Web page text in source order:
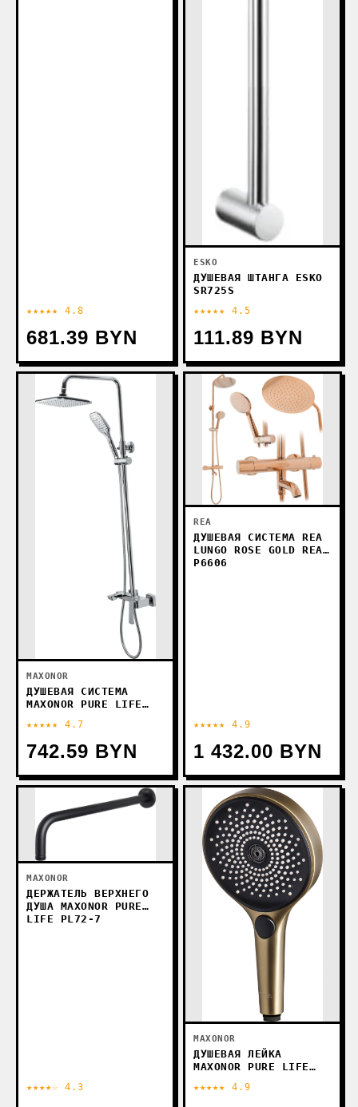
★★★★★ 4.8
681.39 BYN
ESKO
ДУШЕВАЯ ШТАНГА ESKO
SR725S
★★★★★ 4.5
111.89 BYN
MAXONOR
ДУШЕВАЯ СИСТЕМА
MAXONOR PURE LIFE
★★★★★ 4.7
742.59 BYN
REA
ДУШЕВАЯ СИСТЕМА REA
LUNGO ROSE GOLD REA-
P6606
★★★★★ 4.9
1 432.00 BYN
MAXONOR
ДЕРЖАТЕЛЬ ВЕРХНЕГО
ДУША MAXONOR PURE
LIFE PL72-7
★★★★☆ 4.3
MAXONOR
ДУШЕВАЯ ЛЕЙКА
MAXONOR PURE LIFE
★★★★★ 4.9